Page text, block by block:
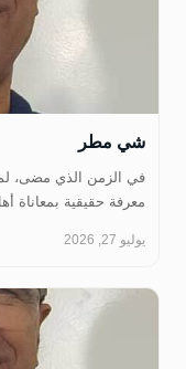
شي مطر
في الزمن الذي مضى،
معرفة حقيقية بمعاناة
يوليو 27, 2026